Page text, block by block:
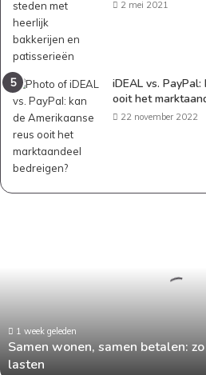
2 mei 2021
iDEAL vs.
ooit het
22 november 2022
de
vaste
lasten
1 week geleden
Samen wonen, samen betalen:
lasten